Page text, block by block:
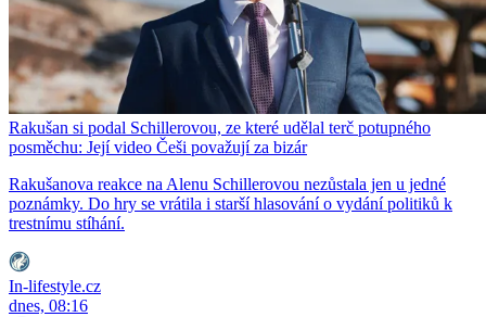
Rakušan si podal Schillerovou, ze které udělal terč potupného
posměchu: Její video Češi považují za bizár
Rakušanova reakce na Alenu Schillerovou nezůstala jen u jedné
poznámky. Do hry se vrátila i starší hlasování o vydání politiků k
trestnímu stíhání.
In-lifestyle.cz
dnes, 08:16